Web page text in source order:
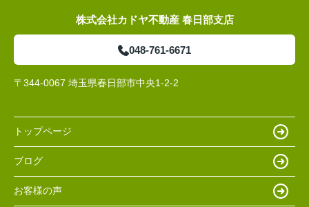
株式会社カドヤ不動産 春日部支店
048-761-6671
〒344-0067 埼玉県春日部市中央1-2-2
トップページ
ブログ
お客様の声